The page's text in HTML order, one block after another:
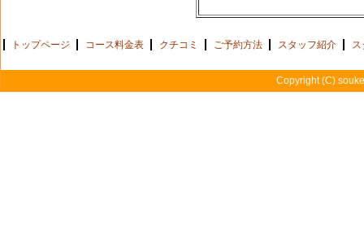
トップページ コース料金表 クチコミ ご予約方法 スタッフ紹介 ス
Copyright (C)